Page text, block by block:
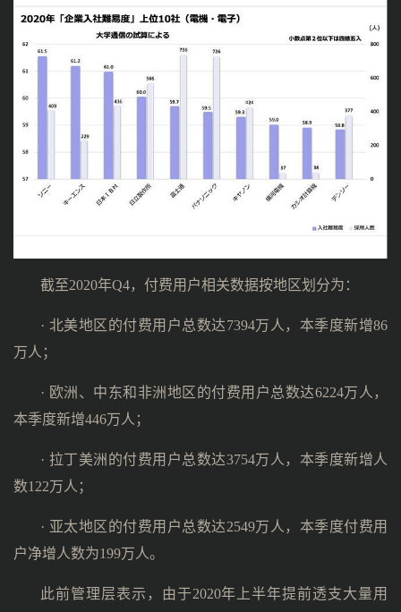
截至2020年Q4，付费用户相关数据按地区划分为：
· 北美地区的付费用户总数达7394万人，本季度新增86
万人；
· 欧洲、中东和非洲地区的付费用户总数达6224万人，
本季度新增446万人；
· 拉丁美洲的付费用户总数达3754万人，本季度新增人
数122万人；
· 亚太地区的付费用户总数达2549万人，本季度付费用
户净增人数为199万人。
此前管理层表示，由于2020年上半年提前透支大量用